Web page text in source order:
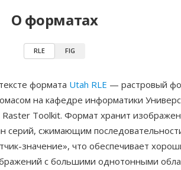
О форматах
RLE FIG
формата Utah RLE — растровый
на кафедре информатики
Raster Toolkit. Формат хранит
серий, сжимающим
значение», что обеспечивает
с большими однотонными